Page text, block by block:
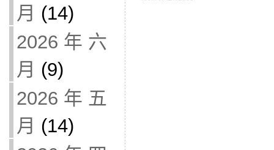
月 (14)
2026 年 六
月 (9)
2026 年 五
月 (14)